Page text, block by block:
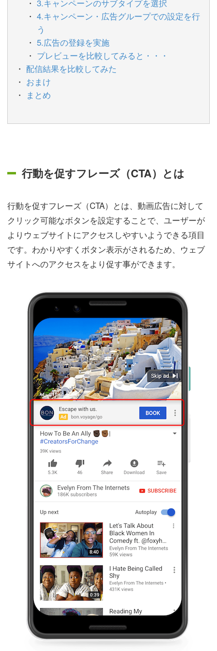
3.キャンペーンのサブタイプを選択
4.キャンペーン・広告グループでの設定を行
う
5.広告の登録を実施
プレビューを比較してみると・・・
配信結果を比較してみた
おまけ
まとめ
行動を促すフレーズ（CTA）とは
行動を促すフレーズ（CTA）とは、動画広告に対して
クリック可能なボタンを設定することで、ユーザーが
よりウェブサイトにアクセスしやすいようできる項目
です。わかりやすくボタン表示がされるため、ウェブ
サイトへのアクセスをより促す事ができます。